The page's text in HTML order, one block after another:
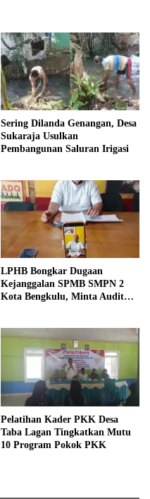
Sering Dilanda Genangan, Desa
Sukaraja Usulkan
Pembangunan Saluran Irigasi
LPHB Bongkar Dugaan
Kejanggalan SPMB SMPN 2
Kota Bengkulu, Minta Audit
Pelatihan Kader PKK Desa
Taba Lagan Tingkatkan Mutu
10 Program Pokok PKK